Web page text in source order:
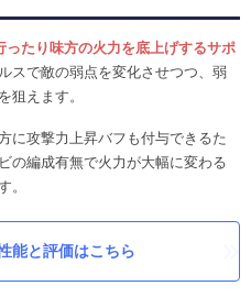
ったり味方の火力を底上げするサポ
スで敵の弱点を変化させつつ、弱
狙えます。
に攻撃力上昇バフも付与できるた
の編成有無で火力が大幅に変わる
。
能と評価はこちら